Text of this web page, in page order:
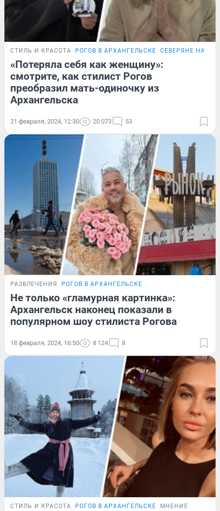
СТИЛЬ И КРАСОТА РОГОВ В АРХАНГЕЛЬСКЕ СЕВЕРЯНЕ НА ТВ
«Потеряла себя как женщину»:
смотрите, как стилист Рогов
преобразил мать-одиночку из
Архангельска
21 февраля, 2024, 12:30 20 073 53
РАЗВЛЕЧЕНИЯ РОГОВ В АРХАНГЕЛЬСКЕ
Не только «гламурная картинка»:
Архангельск наконец показали в
популярном шоу стилиста Рогова
18 февраля, 2024, 16:50 8 124 8
СТИЛЬ И КРАСОТА РОГОВ В АРХАНГЕЛЬСКЕ МНЕНИЕ